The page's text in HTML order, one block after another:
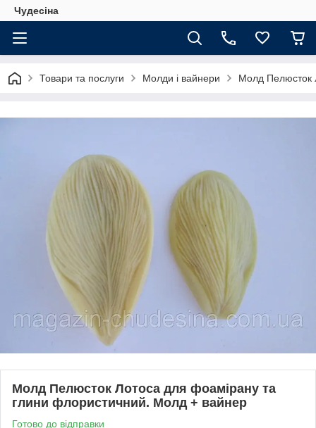
Чудесіна
Товари та послуги Молди і вайнери Молд Пелюсток
Молд Пелюсток Лотоса для фоамірану та
глини флористичний. Молд + вайнер
Готово до відправки